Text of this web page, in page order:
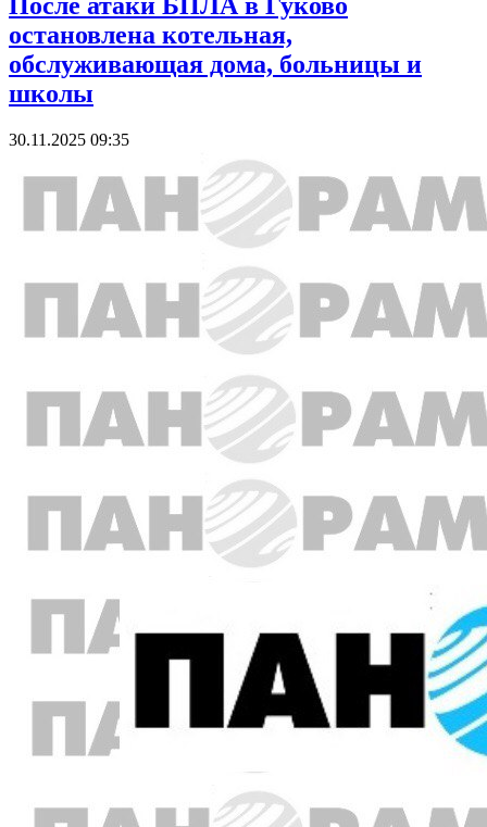
остановлена котельная,
обслуживающая дома, больницы и
школы
30.11.2025 09:35